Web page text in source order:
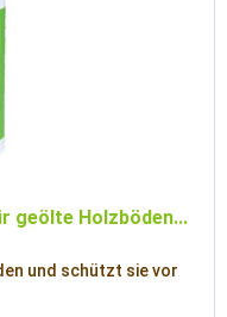
geölte Holzböden...
und schützt sie vor